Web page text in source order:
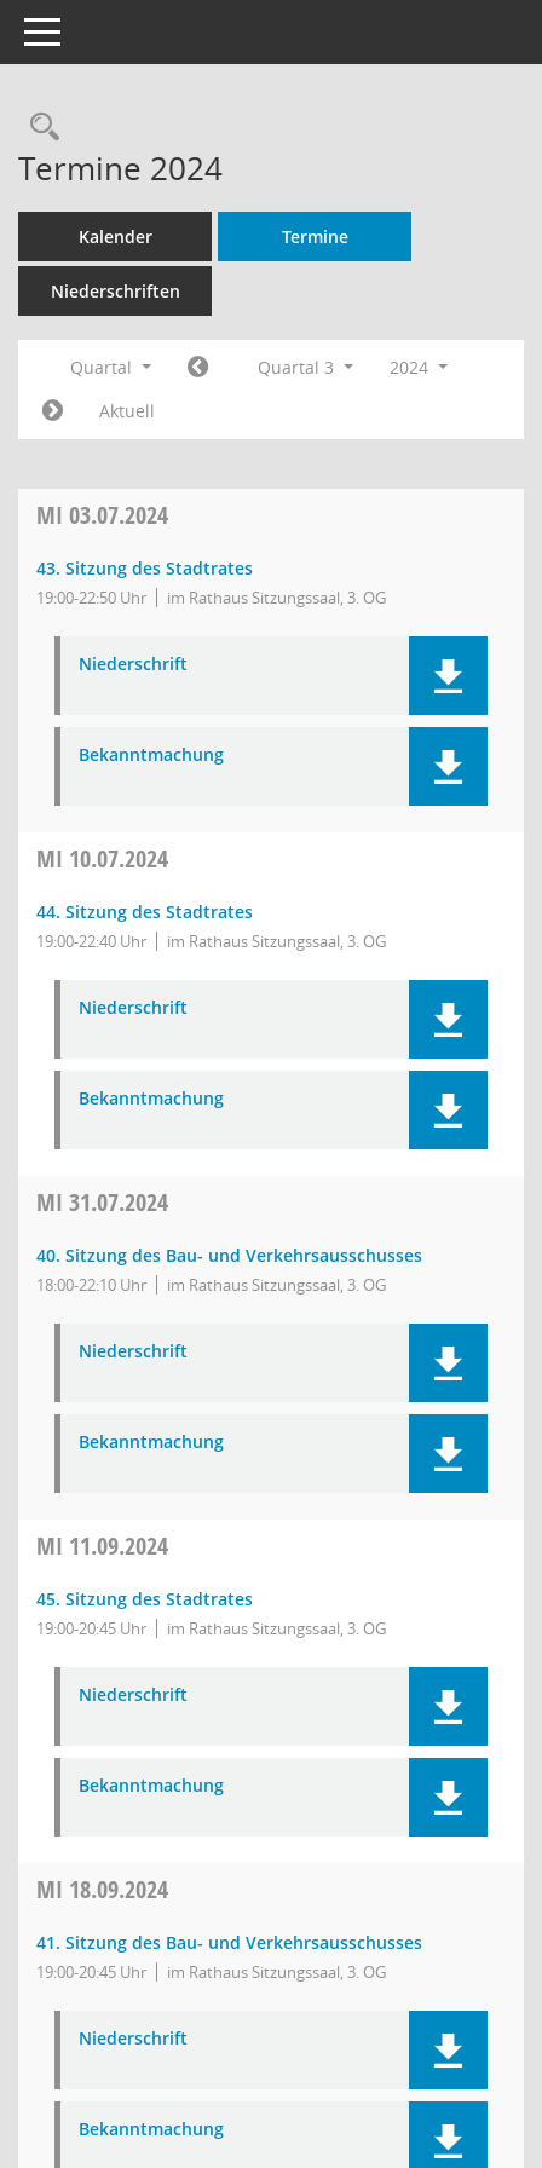
Toggle navigation
Rechercheauswahl
Termine 2024
Kalender Termine
Niederschriften
Quartal Quartal 3
2024
Aktuell
MI 03.07.2024
43. Sitzung des Stadtrates
19:00-22:50 Uhr im Rathaus Sitzungssaal, 3. OG
Niederschrift
Bekanntmachung
MI 10.07.2024
44. Sitzung des Stadtrates
19:00-22:40 Uhr im Rathaus Sitzungssaal, 3. OG
Niederschrift
Bekanntmachung
MI 31.07.2024
40. Sitzung des Bau- und Verkehrsausschusses
18:00-22:10 Uhr im Rathaus Sitzungssaal, 3. OG
Niederschrift
Bekanntmachung
MI 11.09.2024
45. Sitzung des Stadtrates
19:00-20:45 Uhr im Rathaus Sitzungssaal, 3. OG
Niederschrift
Bekanntmachung
MI 18.09.2024
41. Sitzung des Bau- und Verkehrsausschusses
19:00-20:45 Uhr im Rathaus Sitzungssaal, 3. OG
Niederschrift
Bekanntmachung